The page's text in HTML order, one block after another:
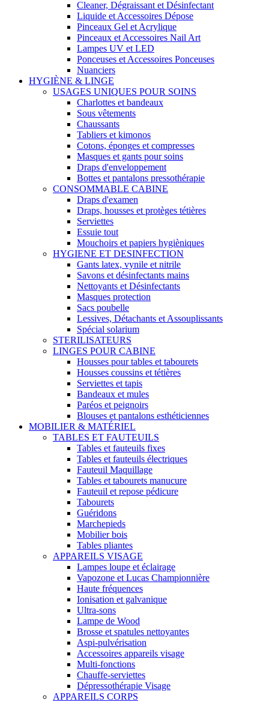
Cleaner, Dégraissant et Désinfectant
Liquide et Accessoires Dépose
Pinceaux Gel et Acrylique
Pinceaux et Accessoires Nail Art
Lampes UV et LED
Ponceuses et Accessoires Ponceuses
Nuanciers
HYGIÈNE & LINGE
USAGES UNIQUES POUR SOINS
Charlottes et bandeaux
Sous vêtements
Chaussants
Tabliers et kimonos
Cotons, éponges et compresses
Masques et gants pour soins
Draps d'enveloppement
Bottes et pantalons pressothérapie
CONSOMMABLE CABINE
Draps d'examen
Draps, housses et protèges tétières
Serviettes
Essuie tout
Mouchoirs et papiers hygièniques
HYGIENE ET DESINFECTION
Gants latex, vynile et nitrile
Savons et désinfectants mains
Nettoyants et Désinfectants
Masques protection
Sacs poubelle
Lessives, Détachants et Assouplissants
Spécial solarium
STERILISATEURS
LINGES POUR CABINE
Housses pour tables et tabourets
Housses coussins et tétières
Serviettes et tapis
Bandeaux et mules
Paréos et peignoirs
Blouses et pantalons esthéticiennes
MOBILIER & MATÉRIEL
TABLES ET FAUTEUILS
Tables et fauteuils fixes
Tables et fauteuils électriques
Fauteuil Maquillage
Tables et tabourets manucure
Fauteuil et repose pédicure
Tabourets
Guéridons
Marchepieds
Mobilier bois
Tables pliantes
APPAREILS VISAGE
Lampes loupe et éclairage
Vapozone et Lucas Championnière
Haute fréquences
Ionisation et galvanique
Ultra-sons
Lampe de Wood
Brosse et spatules nettoyantes
Aspi-pulvérisation
Accessoires appareils visage
Multi-fonctions
Chauffe-serviettes
Dépressothérapie Visage
APPAREILS CORPS